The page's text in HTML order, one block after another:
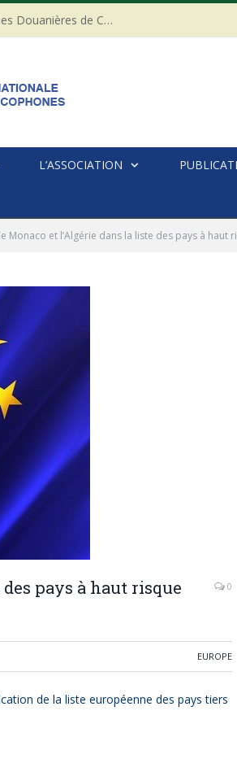
20ème anniversaire de l’Association des Femmes Douanières de Côte d’ivoire
L’ASSOCIATION
Monaco et l’Algérie dans la liste des pays à haut
pays à haut risque
0
EUROPE
de la liste européenne des pays tiers